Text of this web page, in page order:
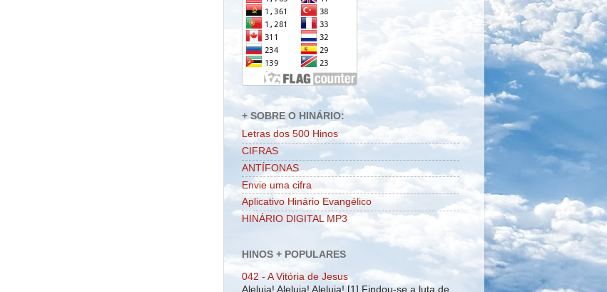
+ SOBRE O HINÁRIO:
Letras dos 500 Hinos
CIFRAS
ANTÍFONAS
Envie uma cifra
Aplicativo Hinário Evangélico
HINÁRIO DIGITAL MP3
HINOS + POPULARES
042 - A Vitória de Jesus
Aleluia! Aleluia! Aleluia! [1] Findou-se a luta de